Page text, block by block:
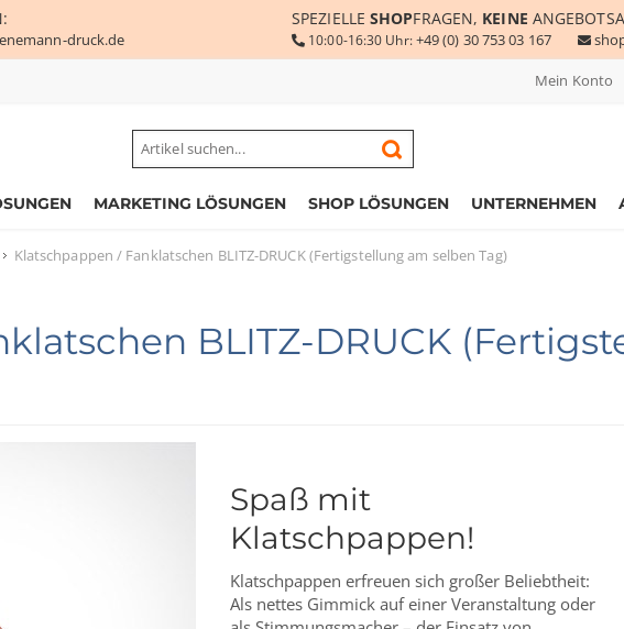
druck.de
SPEZIELLE SHOPFRAGEN, KEINE
10:00-16:30 Uhr:+49 (0) 30 753 03 167
Mein Konto
MARKETING LÖSUNGEN SHOP LÖSUNGEN UNTERNEHMEN
Klatschpappen / Fanklatschen BLITZ-DRUCK (Fertigstellung am selben Tag)
BLITZ-DRUCK
Spaß mit
Klatschpappen!
Klatschpappen erfreuen sich großer Beliebtheit:
Als nettes Gimmick auf einer Veranstaltung oder